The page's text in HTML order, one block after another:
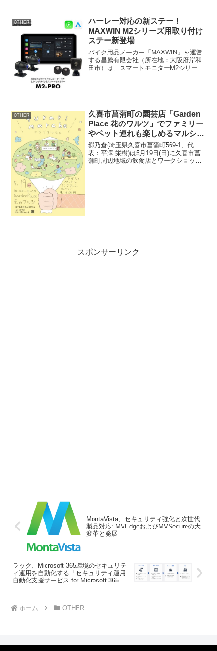
海市大島町1577-8、代表取締役社長：下
田 憲一、総支配人...
OTHER
ハーレー対応の新ステー！
MAXWIN M2シリーズ用取り付け
ステー新登場
バイク用品メーカー「MAXWIN」を運営
する昌騰有限会社（所在地：大阪府岸和
田市）は、スマートモニターM2シリーズ
OTHER
久喜市菖蒲町の園芸店「Garden
Place 花のワルツ」でファミリー
やペット連れも楽しめるマルシェ
を5月19日開催
郷乃倉(埼玉県久喜市菖蒲町569-1、代
表：平澤 栄樹)は5月19日(日)に久喜市菖
蒲町周辺地域の飲食店とワークショップ
スポンサーリンク
MontaVista、セキュリティ強化と次世代
製品対応: MVEdgeおよびMVSecureの大
変革と発展
ラック、Microsoft 365環境のセキュリテ
ィ運用を自動化する「セキュリティ運用
自動化支援サービス for Microsoft 365」
ホーム OTHER